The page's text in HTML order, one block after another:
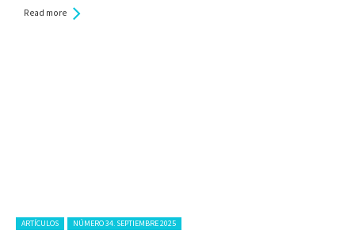
Read more
Posted in:
ARTÍCULOS NÚMERO 34. SEPTIEMBRE 2025